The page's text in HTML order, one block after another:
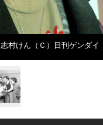
志村けん（Ｃ）日刊ゲンダイ